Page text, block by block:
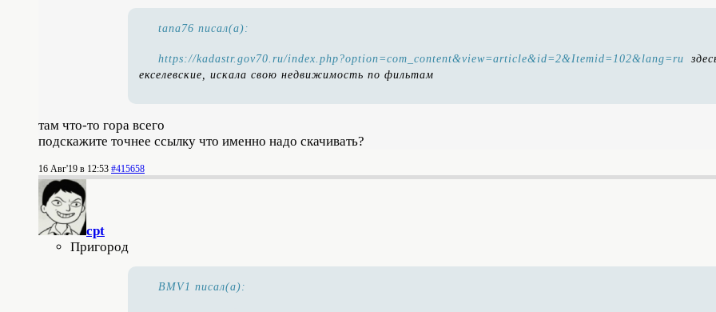
tana76 писал(а):
https://kadastr.gov70.ru/index.php?option=com_content&view=article&id=2&Itemid=102&lang=ru
екселевские, искала свою недвижимость по фильтам
там что-то гора всего
подскажите точнее ссылку что именно надо скачивать?
16 Авг'19 в 12:53 #415658
cpt
Пригород
BMV1 писал(а):